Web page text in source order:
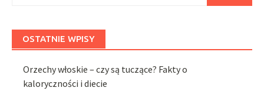
OSTATNIE WPISY
Orzechy włoskie – czy są tuczące? Fakty o
kaloryczności i diecie